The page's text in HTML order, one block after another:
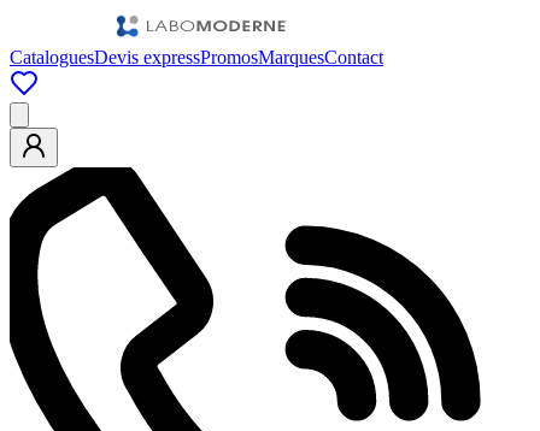
CataloguesDevis expressPromosMarquesContact